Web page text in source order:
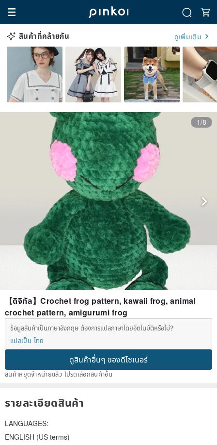
สินค้าที่คล้ายกัน ดูเพิ่มเติม
1/8
【ดิจิทัล】Crochet frog pattern, kawaii frog, animal
crochet pattern, amigurumi frog
ข้อมูลสินค้าเป็นภาษาอังกฤษ ต้องการแปลภาษาโดยอัตโนมัติหรือไม่?
แปลเป็น ไทย
ดูสินค้าอื่นๆ ของดีไซเนอร์
สินค้าหยุดจำหน่ายแล้ว โปรดเลือกสินค้าอื่น
รายละเอียดสินค้า
LANGUAGES:
ENGLISH (US terms)